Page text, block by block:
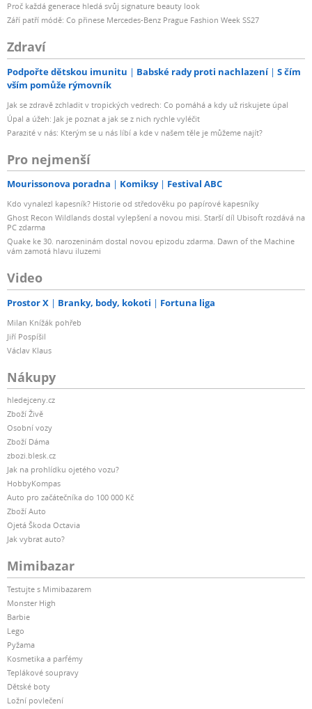
Proč každá generace hledá svůj signature beauty look
Září patří módě: Co přinese Mercedes-Benz Prague Fashion Week SS27
Zdraví
Podpořte dětskou imunitu Babské rady proti nachlazení
S čím
vším pomůže rýmovník
Jak se zdravě zchladit v tropických vedrech: Co pomáhá a kdy už riskujete úpal
Úpal a úžeh: Jak je poznat a jak se z nich rychle vyléčit
Parazité v nás: Kterým se u nás líbí a kde v našem těle je můžeme najít?
Pro nejmenší
Mourissonova poradna Komiksy Festival ABC
Kdo vynalezl kapesník? Historie od středověku po papírové kapesníky
Ghost Recon Wildlands dostal vylepšení a novou misi. Starší díl Ubisoft rozdává na
PC zdarma
Quake ke 30. narozeninám dostal novou epizodu zdarma. Dawn of the Machine
vám zamotá hlavu iluzemi
Video
Prostor X Branky, body, kokoti Fortuna liga
Milan Knížák pohřeb
Jiří Pospíšil
Václav Klaus
Nákupy
hledejceny.cz
Zboží Živě
Osobní vozy
Zboží Dáma
zbozi.blesk.cz
Jak na prohlídku ojetého vozu?
HobbyKompas
Auto pro začátečníka do 100 000 Kč
Zboží Auto
Ojetá Škoda Octavia
Jak vybrat auto?
Mimibazar
Testujte s Mimibazarem
Monster High
Barbie
Lego
Pyžama
Kosmetika a parfémy
Teplákové soupravy
Dětské boty
Ložní povlečení